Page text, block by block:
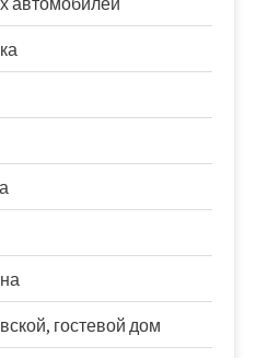
гостевой дом